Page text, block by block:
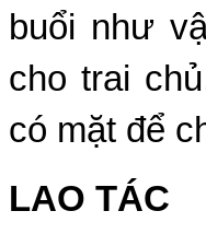
buổi như
cho trai
có mặt để
LAO TÁC